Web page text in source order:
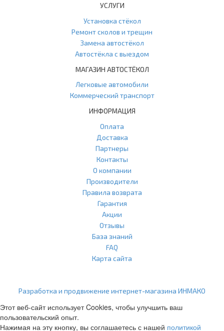
УСЛУГИ
Установка стёкол
Ремонт сколов и трещин
Замена автостёкол
Автостёкла с выездом
МАГАЗИН АВТОСТЁКОЛ
Легковые автомобили
Коммерческий транспорт
ИНФОРМАЦИЯ
Оплата
Доставка
Партнеры
Контакты
О компании
Производители
Правила возврата
Гарантия
Акции
Отзывы
База знаний
FAQ
Карта сайта
Разработка и продвижение интернет-магазина ИНМАКО
Этот веб-сайт использует Cookies, чтобы улучшить ваш
пользовательский опыт.
Нажимая на эту кнопку, вы соглашаетесь с нашей политикой